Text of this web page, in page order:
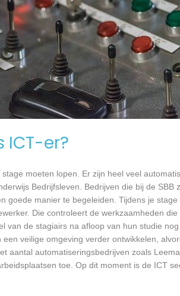
ICT-er?
moeten lopen. Er zijn heel veel
Bedrijfsleven. Bedrijven die bij de SBB
manier te begeleiden. Tijdens je
Die controleert de werkzaamheden
van de stagiairs na afloop van hun studie
veilige omgeving verder ontwikkelen,
aantal automatiseringsbedrijven zoals
toe. Op dit moment is de ICT